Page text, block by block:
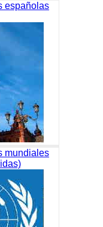
españolas
mundiales